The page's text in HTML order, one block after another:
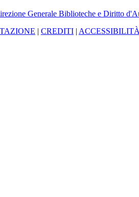
Generale Biblioteche e Diritto
| CREDITI |